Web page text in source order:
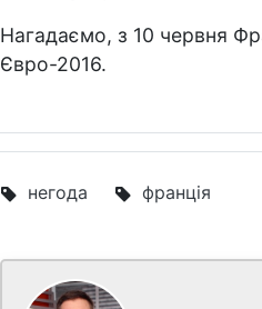
Нагадаємо, з 10 червня
Євро-2016.
негода франція